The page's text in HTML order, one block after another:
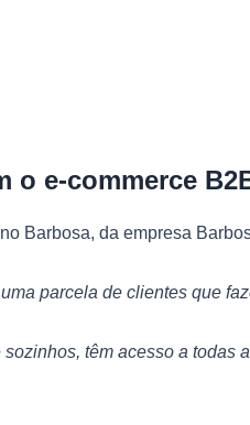
o e-commerce
Barbosa, da empresa
parcela de clientes que
têm acesso a